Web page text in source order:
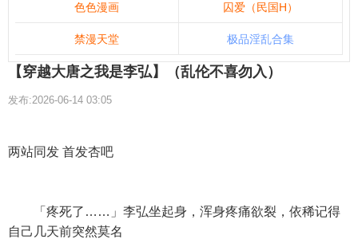
色色漫画 囚爱（民国H）
禁漫天堂 极品淫乱合集
【穿越大唐之我是李弘】（乱伦不喜勿入）
发布:2026-06-14 03:05
两站同发 首发杏吧
「疼死了……」李弘坐起身，浑身疼痛欲裂，依稀记得
自己几天前突然莫名